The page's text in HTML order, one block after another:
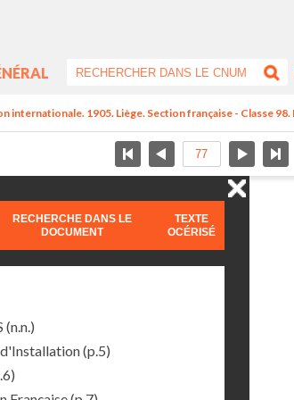
internationale. 1905. Liège. Section française - Classe 98.
RECHERCHE DANS LE
DOCUMENT
TEXTE
OCÉRISÉ
(n.n.)
(p.5)